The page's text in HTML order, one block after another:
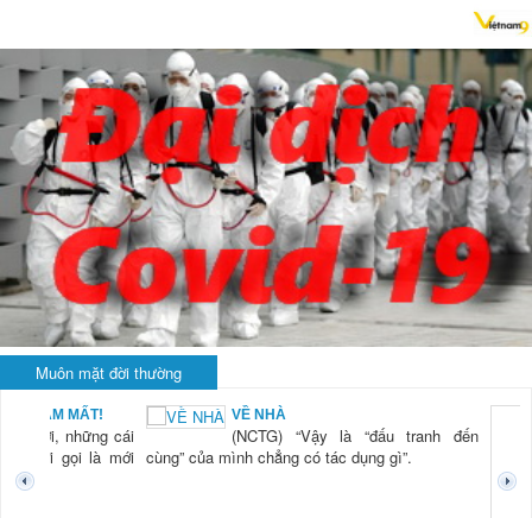
Muôn mặt đời thường
NAM MẤT!
“Xời, những cái
mới gọi là mới
VỀ NHÀ
(NCTG) “Vậy là “đấu tranh đến
cùng” của mình chẳng có tác dụng gì”.